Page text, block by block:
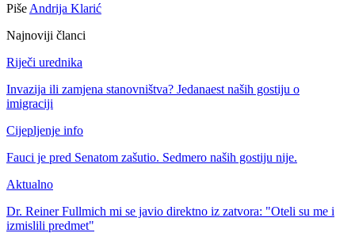
Piše Andrija Klarić
Najnoviji članci
Riječi urednika
Invazija ili zamjena stanovništva? Jedanaest naših gostiju o
imigraciji
Cijepljenje info
Fauci je pred Senatom zašutio. Sedmero naših gostiju nije.
Aktualno
Dr. Reiner Fullmich mi se javio direktno iz zatvora: "Oteli su me i
izmislili predmet"